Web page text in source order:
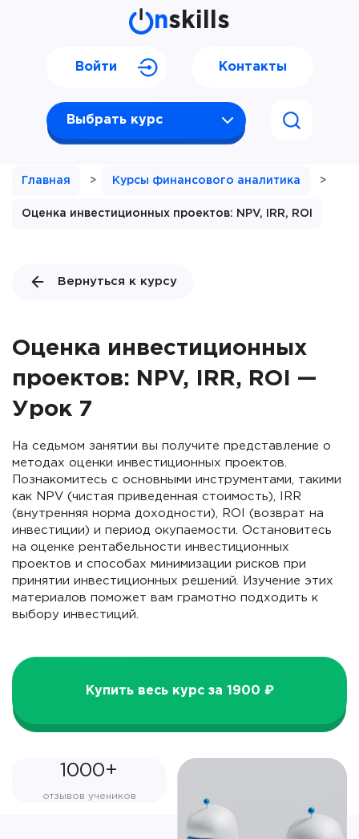
nskills
Выбрать курс
Войти Контакты
Главная > Курсы финансового аналитика >
Оценка инвестиционных проектов: NPV, IRR, ROI
Вернуться к курсу
Оценка инвестиционных
проектов: NPV, IRR, ROI —
Урок 7
На седьмом занятии вы получите представление о
методах оценки инвестиционных проектов.
Познакомитесь с основными инструментами, такими
как NPV (чистая приведенная стоимость), IRR
(внутренняя норма доходности), ROI (возврат на
инвестиции) и период окупаемости. Остановитесь
на оценке рентабельности инвестиционных
проектов и способах минимизации рисков при
принятии инвестиционных решений. Изучение этих
материалов поможет вам грамотно подходить к
выбору инвестиций.
Купить весь курс за 1900 ₽
1000+
отзывов учеников